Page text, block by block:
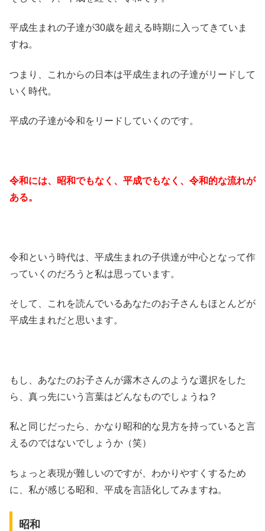
平成生まれの子達が30歳を超える時期に入ってきていま
すね。
つまり、これからの日本は平成生まれの子達がリードして
いく時代。
平成の子達が令和をリードしていくのです。
令和には、昭和でもなく、平成でもなく、令和的な流れが
ある。
令和という時代は、平成生まれの子供達が中心となって作
っていくのだろうと私は思っています。
そして、これを読んでいるあなたのお子さんもほとんどが
平成生まれだと思います。
もし、あなたのお子さんが露木さんのような選択をした
ら、真っ先にいう言葉はどんなものでしょうね？
私と同じだったら、かなり昭和的な見方を持っていると言
えるのではないでしょうか（笑）
ちょっと表現が難しいのですが、わかりやすくするため
に、私が感じる昭和、平成を言語化してみますね。
昭和